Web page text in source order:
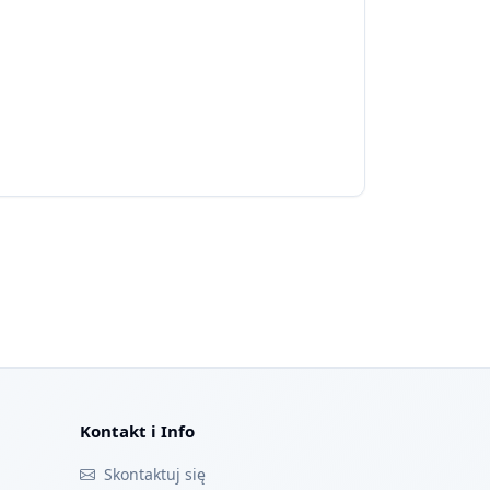
Kontakt i Info
Skontaktuj się